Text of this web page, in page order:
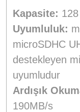
Kapasite:
Uyumluluk:
microSDHC
destekleyen
uyumludur
Ardışık
190MB/s